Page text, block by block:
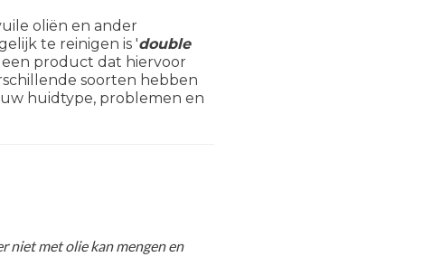
oliën en ander
te reinigen is 'double
product dat hiervoor
soorten hebben
huidtype, problemen en
niet met olie kan mengen en